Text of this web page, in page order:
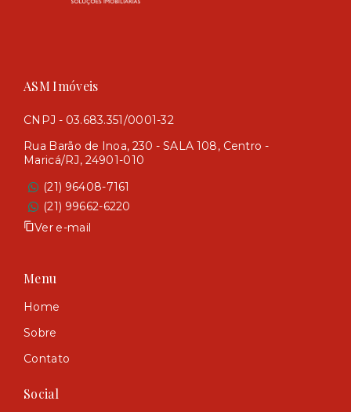
ASM Imóveis
CNPJ - 03.683.351/0001-32
Rua Barão de Inoa, 230 - SALA 108, Centro -
Maricá/RJ, 24901-010
(21) 96408-7161
(21) 99662-6220
Ver e-mail
Menu
Home
Sobre
Contato
Social